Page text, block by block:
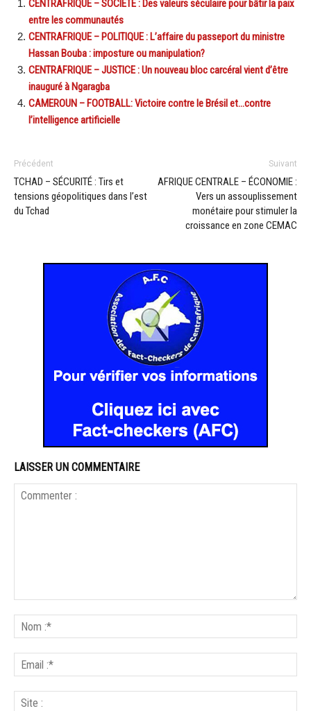
CENTRAFRIQUE – SOCIÉTÉ : Des valeurs séculaire pour bâtir la paix
entre les communautés
CENTRAFRIQUE – POLITIQUE : L’affaire du passeport du ministre
Hassan Bouba : imposture ou manipulation?
CENTRAFRIQUE – JUSTICE : Un nouveau bloc carcéral vient d’être
inauguré à Ngaragba
CAMEROUN – FOOTBALL: Victoire contre le Brésil et…contre
l’intelligence artificielle
Précédent
TCHAD – SÉCURITÉ : Tirs et
tensions géopolitiques dans l’est
du Tchad
Suivant
AFRIQUE CENTRALE – ÉCONOMIE :
Vers un assouplissement
monétaire pour stimuler la
croissance en zone CEMAC
LAISSER UN COMMENTAIRE